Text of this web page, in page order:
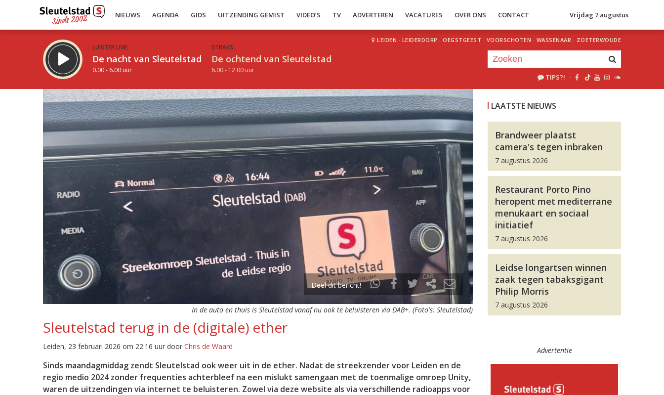
NIEUWS AGENDA GIDS UITZENDING GEMIST VIDEO’S TV ADVERTEREN VACATURES OVER ONS CONTACT Vrijdag 7 augustus
LUISTER LIVE:
De nacht van Sleutelstad
0.00 - 6.00 uur
STRAKS:
De ochtend van Sleutelstad
6.00 - 12.00 uur
LEIDEN · LEIDERDORP · OEGSTGEEST · VOORSCHOTEN · WASSENAAR · ZOETERWOUDE
TIPS?! ·
Deel dit bericht!
In de auto en thuis is Sleutelstad vanaf nu ook te beluisteren via DAB+. (Foto's: Sleutelstad)
Sleutelstad terug in de (digitale) ether
Leiden, 23 februari 2026 om 22:16 uur door Chris de Waard
Sinds maandagmiddag zendt Sleutelstad ook weer uit in de ether. Nadat de streekzender voor Leiden en de
regio medio 2024 zonder frequenties achterbleef na een mislukt samengaan met de toenmalige omroep Unity,
waren de uitzendingen via internet te beluisteren. Zowel via deze website als via verschillende radioapps voor
LAATSTE NIEUWS
Brandweer plaatst
camera's tegen inbraken
7 augustus 2026
Restaurant Porto Pino
heropent met mediterrane
menukaart en sociaal
initiatief
7 augustus 2026
Leidse longartsen winnen
zaak tegen tabaksgigant
Philip Morris
7 augustus 2026
Advertentie